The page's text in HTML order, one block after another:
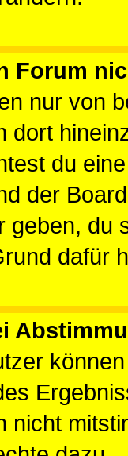
Forum
nur von
dort
du
der
geben, du
dafür
nicht